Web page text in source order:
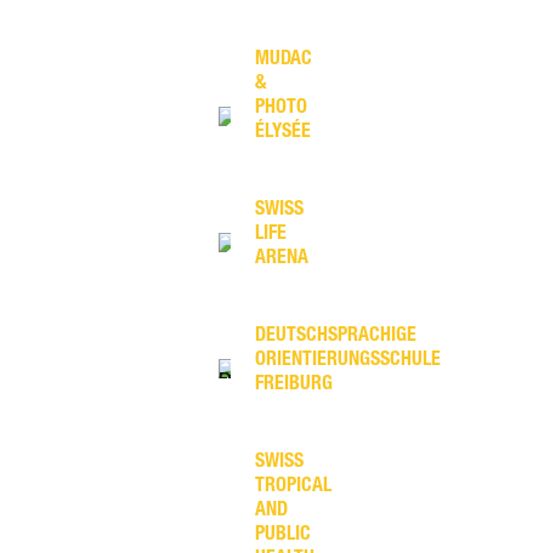
MUDAC
&
PHOTO
ÉLYSÉE
SWISS
LIFE
ARENA
DEUTSCHSPRACHIGE
ORIENTIERUNGSSCHULE
FREIBURG
SWISS
TROPICAL
AND
PUBLIC